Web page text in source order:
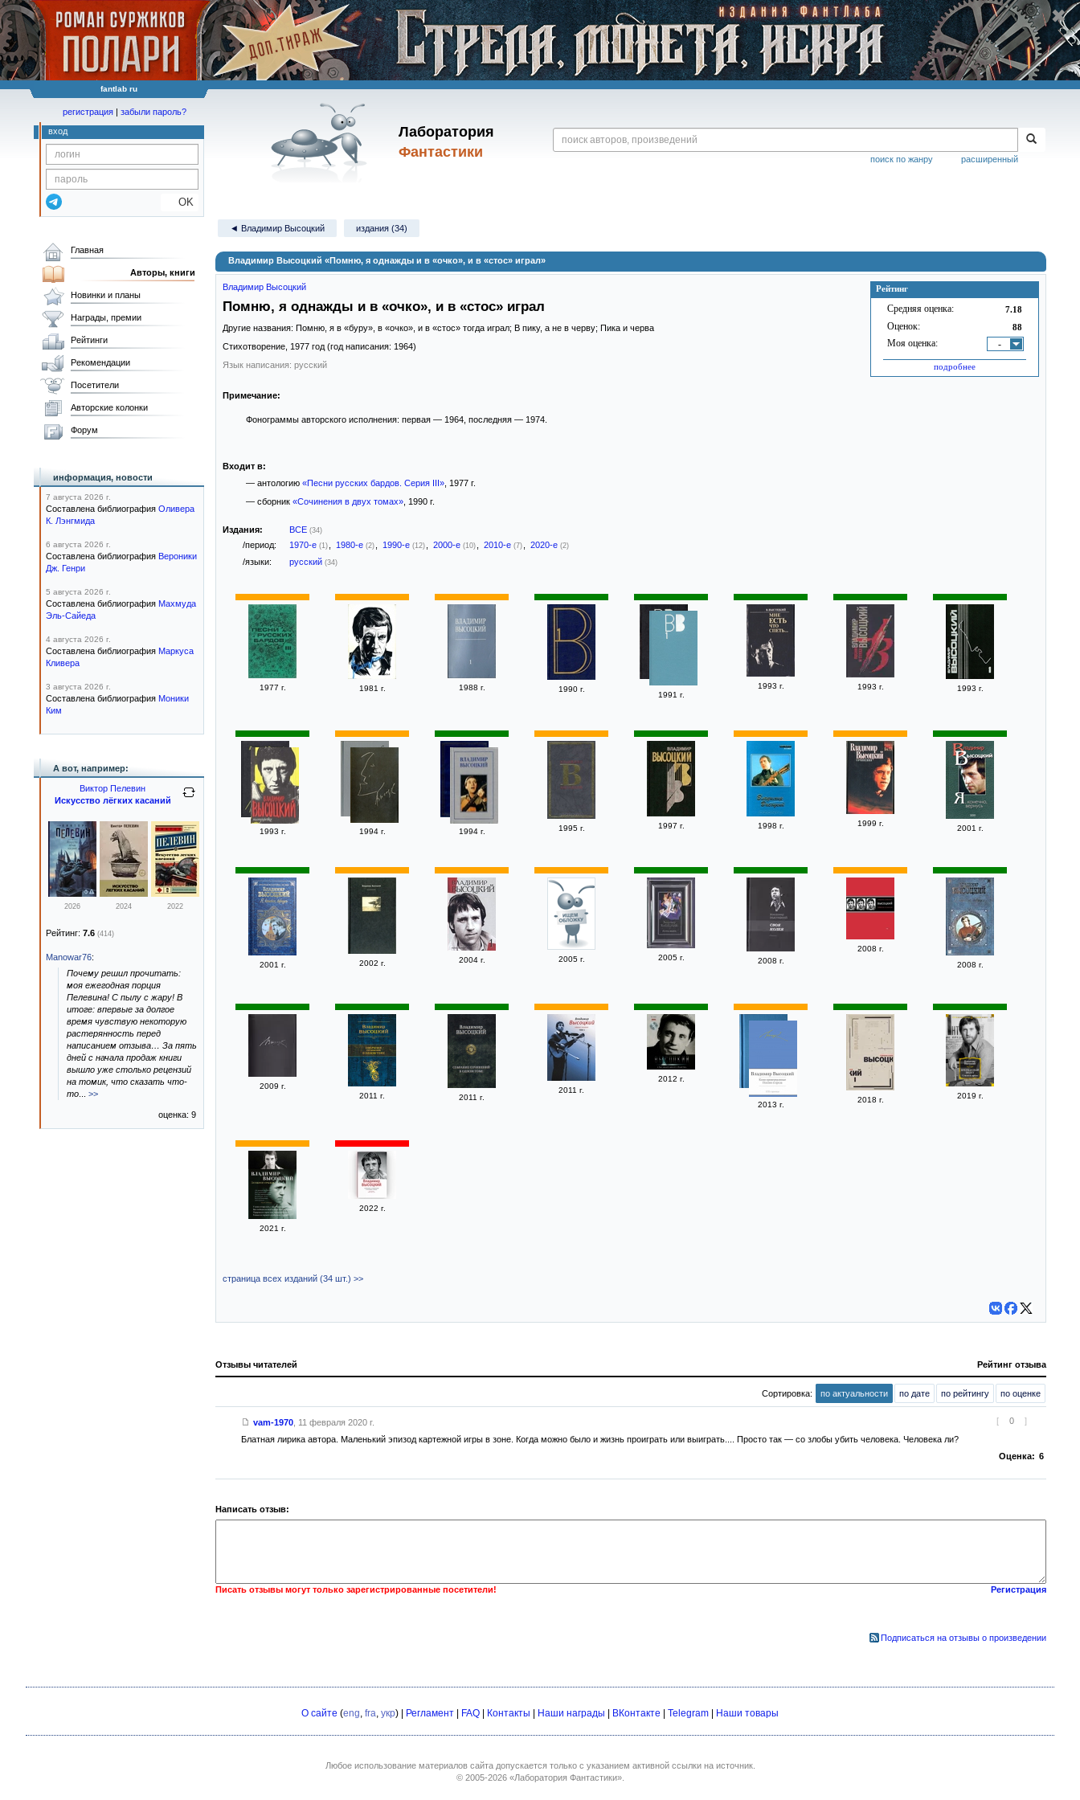
fantlab ru
Лаборатория
Фантастики
расширенный
поиск по жанру
регистрация | забыли пароль?
вход
OK
◄ Владимир Высоцкий издания (34)
Владимир Высоцкий «Помню, я однажды и в «очко», и в «стос» играл»
Рейтинг
Средняя оценка: 7.18
Оценок: 88
Моя оценка: -
подробнее
Владимир Высоцкий
Помню, я однажды и в «очко», и в «стос» играл
Другие названия: Помню, я в «буру», в «очко», и в «стос» тогда играл; В пику, а не в черву; Пика и черва
Стихотворение, 1977 год (год написания: 1964)
Язык написания: русский
Примечание:
Фонограммы авторского исполнения: первая — 1964, последняя — 1974.
Входит в:
— антологию «Песни русских бардов. Серия III», 1977 г.
— сборник «Сочинения в двух томах», 1990 г.
Издания: ВСЕ (34)
/период: 1970-е (1) 1980-е (2) 1990-е (12) 2000-е (10) 2010-е (7) 2020-е (2)
/языки: русский (34)
1977 г. 1981 г. 1988 г. 1990 г.
1991 г.
1993 г. 1993 г. 1993 г.
1993 г. 1994 г. 1994 г. 1995 г. 1997 г. 1998 г. 1999 г.
2001 г.
2001 г. 2002 г. 2004 г. 2005 г. 2005 г. 2008 г.
2008 г.
2008 г.
2009 г.
2011 г.
2011 г.
2011 г.
2012 г.
2013 г.
2018 г. 2019 г.
2021 г.
2022 г.
страница всех изданий (34 шт.) >>
Отзывы читателей Рейтинг отзыва
Сортировка: по актуальности по дате по рейтингу по оценке
[ 0 ]
vam-1970, 11 февраля 2020 г.
Блатная лирика автора. Маленький эпизод картежной игры в зоне. Когда можно было и жизнь проиграть или выиграть.... Просто так — со злобы убить человека. Человека ли?
Оценка: 6
Написать отзыв:
Писать отзывы могут только зарегистрированные посетители! Регистрация
Подписаться на отзывы о произведении
Главная
Авторы, книги
Новинки и планы
Награды, премии
Рейтинги
Рекомендации
Посетители
Авторские колонки
Форум
информация, новости
7 августа 2026 г.
Составлена библиография Оливера
К. Лэнгмида
6 августа 2026 г.
Составлена библиография Вероники
Дж. Генри
5 августа 2026 г.
Составлена библиография Махмуда
Эль-Сайеда
4 августа 2026 г.
Составлена библиография Маркуса
Кливера
3 августа 2026 г.
Составлена библиография Моники
Ким
А вот, например:
Виктор Пелевин
Искусство лёгких касаний
2026 2024 2022
Рейтинг: 7.6 (414)
Manowar76:
Почему решил прочитать:
моя ежегодная порция
Пелевина! С пылу с жару! В
итоге: впервые за долгое
время чувствую некоторую
растерянность перед
написанием отзыва… За пять
дней с начала продаж книги
вышло уже столько рецензий
на томик, что сказать что-
то
>>
оценка: 9
О сайте (eng, fra, укр) | Регламент FAQ Контакты Наши награды ВКонтакте Telegram Наши товары
Любое использование материалов сайта допускается только с указанием активной ссылки на источник.
© 2005-2026 «Лаборатория Фантастики».